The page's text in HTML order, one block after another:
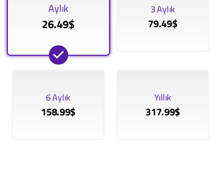
Aylık
26.49$
3 Aylık
79.49$
6 Aylık
158.99$
Yıllık
317.99$